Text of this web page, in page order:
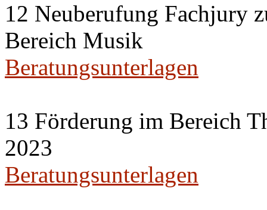
12 Neuberufung Fachjury
Bereich Musik
Beratungsunterlagen
13 Förderung im Bereich
2023
Beratungsunterlagen